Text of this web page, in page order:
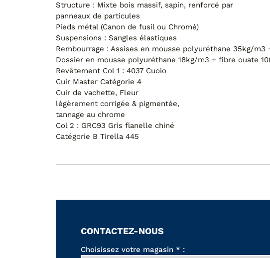
Cat Extra : Tissu Extra
Cat Spécial : Tissu Spécial
Structure : Mixte bois massif, sapin, renforcé par
panneaux de particules
Pieds métal (Canon de fusil ou Chromé)
Suspensions : Sangles élastiques
Rembourrage : Assises en mousse polyuréthane 35kg/
Dossier en mousse polyuréthane 18kg/m3 + fibre ouate
Revêtement Col 1 : 4037 Cuoio
Cuir Master Catégorie 4
Cuir de vachette, Fleur
légèrement corrigée & pigmentée,
tannage au chrome
Col 2 : GRC93 Gris flanelle chiné
Catégorie B Tirella 445
CONTACTEZ-NOUS
Choisissez votre magasin * :